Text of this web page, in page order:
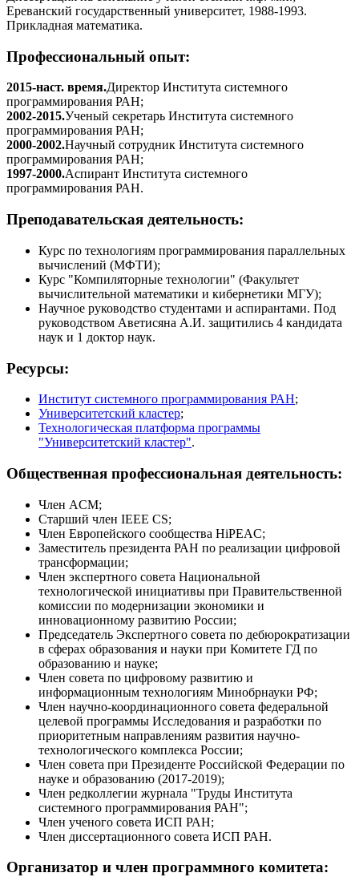
Ереванский государственный университет, 1988-1993.
Прикладная математика.
Профессиональный опыт:
2015-наст. время.Директор Института системного
программирования РАН;
2002-2015.Ученый секретарь Института системного
программирования РАН;
2000-2002.Научный сотрудник Института системного
программирования РАН;
1997-2000.Аспирант Института системного
программирования РАН.
Преподавательская деятельность:
Курс по технологиям программирования параллельных
вычислений (МФТИ);
Курс "Компиляторные технологии" (Факультет
вычислительной математики и кибернетики МГУ);
Научное руководство студентами и аспирантами. Под
руководством Аветисяна А.И. защитились 4 кандидата
наук и 1 доктор наук.
Ресурсы:
Институт системного программирования РАН;
Университетский кластер;
Технологическая платформа программы
"Университетский кластер".
Общественная профессиональная деятельность:
Член ACM;
Старший член IEEE CS;
Член Европейского сообщества HiPEAC;
Заместитель президента РАН по реализации цифровой
трансформации;
Член экспертного совета Национальной
технологической инициативы при Правительственной
комиссии по модернизации экономики и
инновационному развитию России;
Председатель Экспертного совета по дебюрократизации
в сферах образования и науки при Комитете ГД по
образованию и науке;
Член совета по цифровому развитию и
информационным технологиям Минобрнауки РФ;
Член научно-координационного совета федеральной
целевой программы Исследования и разработки по
приоритетным направлениям развития научно-
технологического комплекса России;
Член совета при Президенте Российской Федерации по
науке и образованию (2017-2019);
Член редколлегии журнала "Труды Института
системного программирования РАН";
Член ученого совета ИСП РАН;
Член диссертационного совета ИСП РАН.
Организатор и член программного комитета: